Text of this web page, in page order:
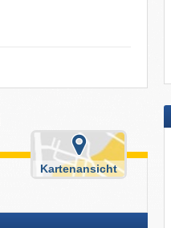
Kartenansicht